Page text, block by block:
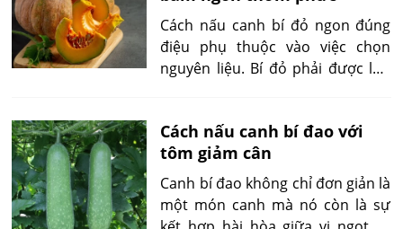
thử.
Cách nấu canh bí đỏ ngon đúng
điệu phụ thuộc vào việc chọn
nguyên liệu. Bí đỏ phải được lựa
hoặc tôm cũng cần được chuẩn bị
kỹ lưỡng, tươi sạch. Quy trình nấu
canh bí đỏ không quá phức tạp,
nhưng để đạt được hương vị
thơm ngon, giữ được giá trị dinh
Cách nấu canh bí đao với
tôm giảm cân
Canh bí đao không chỉ đơn giản là
một món canh mà nó còn là sự